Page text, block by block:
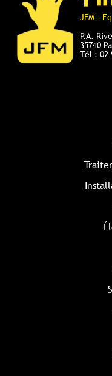
JFM -
P.A.
35740
Tél : 02